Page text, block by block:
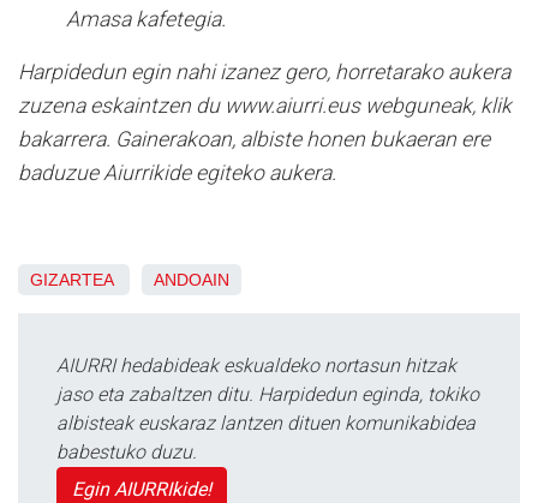
Amasa kafetegia.
Harpidedun egin nahi izanez gero, horretarako aukera
zuzena eskaintzen du www.aiurri.eus webguneak, klik
bakarrera. Gainerakoan, albiste honen bukaeran ere
baduzue Aiurrikide egiteko aukera.
GIZARTEA ANDOAIN
AIURRI hedabideak eskualdeko nortasun hitzak
jaso eta zabaltzen ditu. Harpidedun eginda, tokiko
albisteak euskaraz lantzen dituen komunikabidea
babestuko duzu.
Egin AIURRIkide!